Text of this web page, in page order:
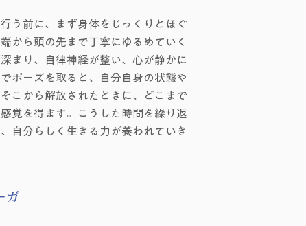
う前に、まず身体をじっくりとほぐ
から頭の先まで丁寧にゆるめていく
まり、自律神経が整い、心が静かに
ポーズを取ると、自分自身の状態や
こから解放されたときに、どこまで
覚を得ます。こうした時間を繰り返
自分らしく生きる力が養われていき
ガ